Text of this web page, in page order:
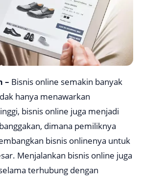
– Bisnis online semakin banyak
hanya menawarkan
bisnis online juga menjadi
dimana pemiliknya
bisnis onlinenya untuk
Menjalankan bisnis online juga
terhubung dengan